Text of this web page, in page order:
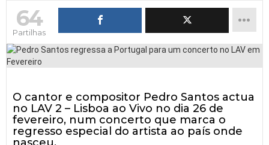
64
Partilhas
O cantor e compositor Pedro Santos actua
no LAV 2 – Lisboa ao Vivo no dia 26 de
fevereiro, num concerto que marca o
regresso especial do artista ao país onde